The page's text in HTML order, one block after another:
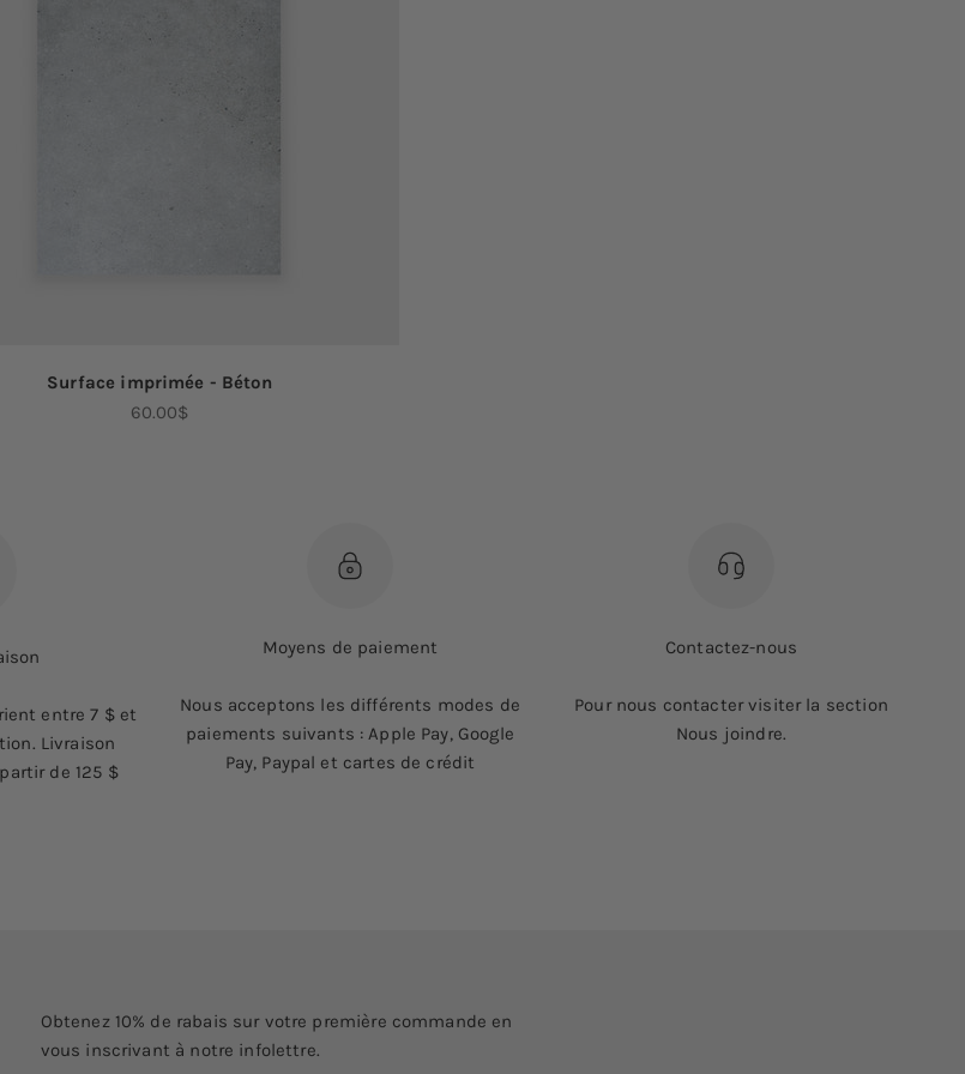
Surface imprimée - Béton
Prix de vente
60.00$
entre 7 $ et
Livraison
de 125 $
Moyens de paiement
Nous acceptons les différents modes de
paiements suivants : Apple Pay, Google
Pay, Paypal et cartes de crédit
Contactez-nous
Pour nous contacter visiter la section
Nous joindre.
Obtenez 10% de rabais sur votre première commande en
vous inscrivant à notre infolettre.